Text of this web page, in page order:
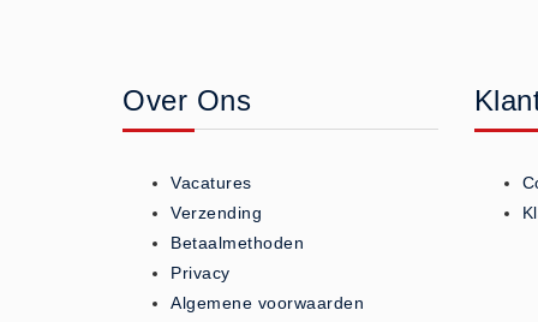
Koud - Warm kompressen (3)
Overige (1)
Teken - Beten sets (5)
Vitamines en mineralen (0)
Eerste Hulp Paneel
Eerste Hulp Paneel (0)
Over Ons
Vacatures
Verzending
Betaalmethoden
Privacy
Algemene voorwaarden